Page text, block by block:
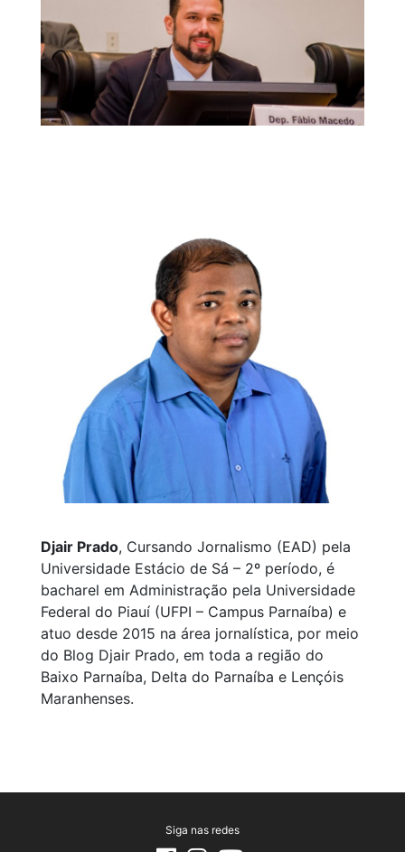
Djair Prado, Cursando Jornalismo (EAD) pela
Universidade Estácio de Sá – 2º período, é
bacharel em Administração pela Universidade
Federal do Piauí (UFPI – Campus Parnaíba) e
atuo desde 2015 na área jornalística, por meio
do Blog Djair Prado, em toda a região do
Baixo Parnaíba, Delta do Parnaíba e Lençóis
Maranhenses.
Siga nas redes